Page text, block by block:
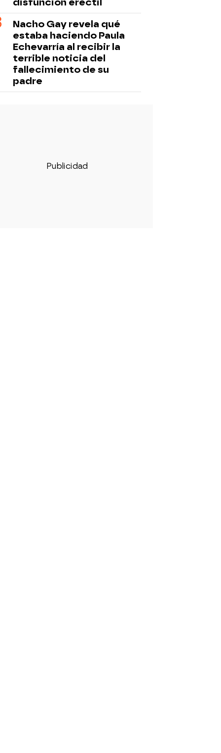
Nacho Gay revela qué
estaba haciendo Paula
Echevarría al recibir la
terrible noticia del
fallecimiento de su
padre